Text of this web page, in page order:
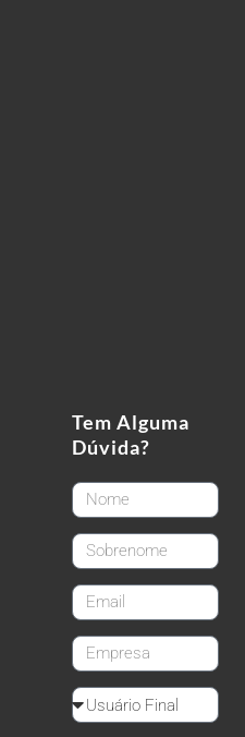
Tem Alguma
Dúvida?
FirstName
LastName
email
CompanyName
Reseller